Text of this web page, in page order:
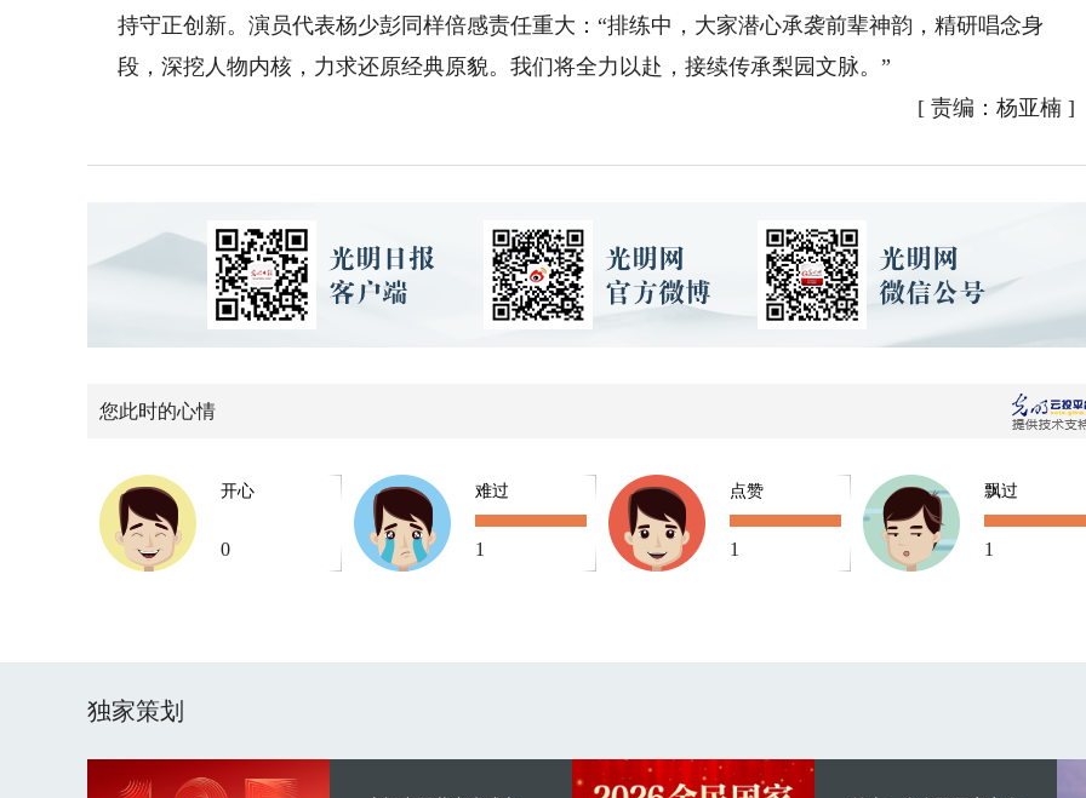
持守正创新。演员代表杨少彭同样倍感责任重大：“排练中，大家潜心承袭前辈神韵，精研唱念身
段，深挖人物内核，力求还原经典原貌。我们将全力以赴，接续传承梨园文脉。”
[ 责编：杨亚楠 ]
您此时的心情
开心
0
难过
1
点赞
1
飘过
1
独家策划